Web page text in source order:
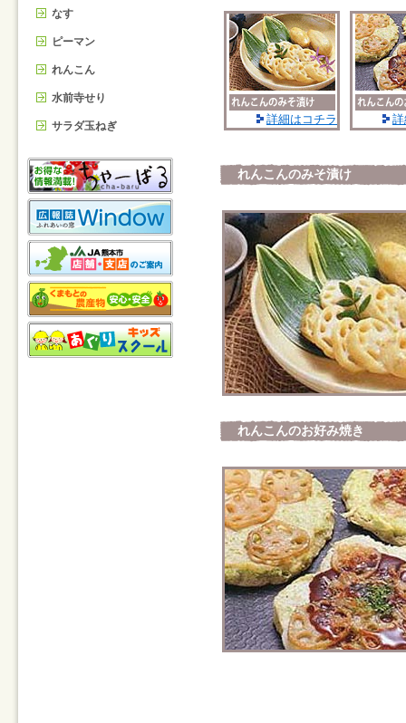
なす
ピーマン
れんこん
水前寺せり
サラダ玉ねぎ 詳細はコチラ
れんこんのみそ漬け
れんこんのお好み焼き